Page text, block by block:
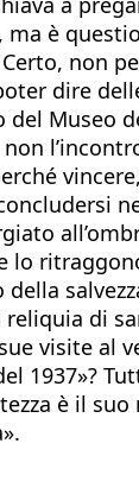
è
non
dire
di
visite al
1937»?
è il